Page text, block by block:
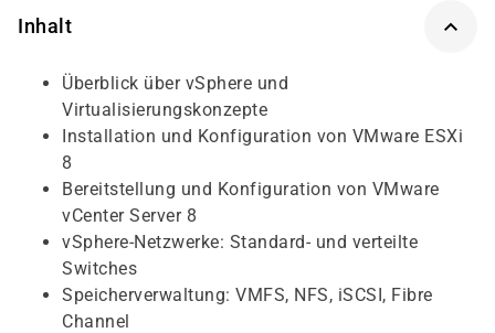
Inhalt
Überblick über vSphere und
Virtualisierungskonzepte
Installation und Konfiguration von VMware ESXi
8
Bereitstellung und Konfiguration von VMware
vCenter Server 8
vSphere-Netzwerke: Standard- und verteilte
Switches
Speicherverwaltung: VMFS, NFS, iSCSI, Fibre
Channel